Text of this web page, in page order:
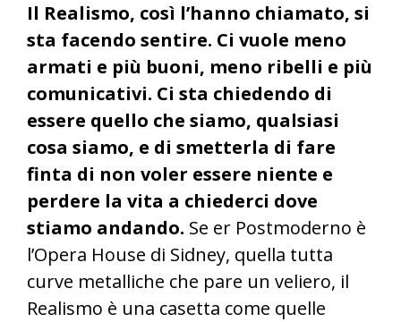
Il Realismo, così l’hanno chiamato, si
sta facendo sentire. Ci vuole meno
armati e più buoni, meno ribelli e più
comunicativi. Ci sta chiedendo di
essere quello che siamo, qualsiasi
cosa siamo, e di smetterla di fare
finta di non voler essere niente e
perdere la vita a chiederci dove
stiamo andando. Se er Postmoderno è
l’Opera House di Sidney, quella tutta
curve metalliche che pare un veliero, il
Realismo è una casetta come quelle